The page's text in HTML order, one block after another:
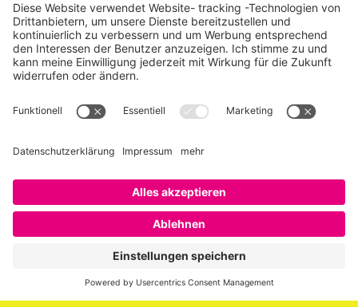
Über SAATKORN
SAATKORN ist der Blog von Gero Hesse. Seit 2009 schreibt
er über die Themen Employer Branding,